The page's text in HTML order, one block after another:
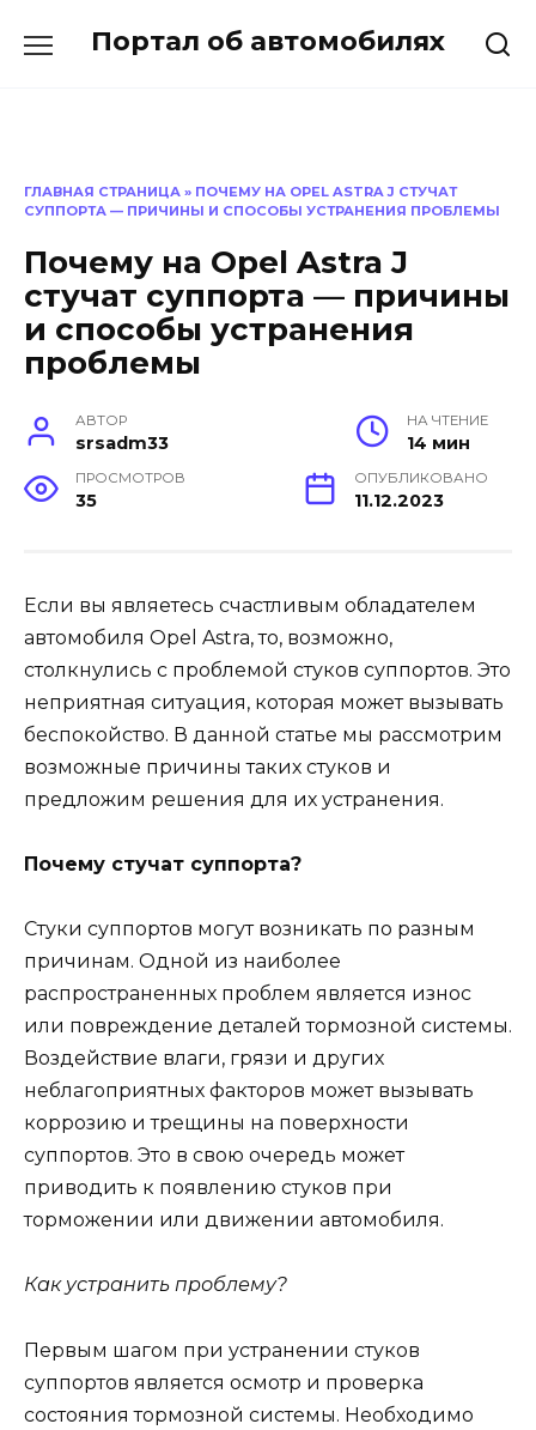
Портал об автомобилях
ГЛАВНАЯ СТРАНИЦА » ПОЧЕМУ НА OPEL ASTRA J СТУЧАТ
СУППОРТА — ПРИЧИНЫ И СПОСОБЫ УСТРАНЕНИЯ ПРОБЛЕМЫ
Почему на Opel Astra J
стучат суппорта — причины
и способы устранения
проблемы
АВТОР
srsadm33
НА ЧТЕНИЕ
14 мин
ПРОСМОТРОВ
35
ОПУБЛИКОВАНО
11.12.2023
Если вы являетесь счастливым обладателем
автомобиля Opel Astra, то, возможно,
столкнулись с проблемой стуков суппортов. Это
неприятная ситуация, которая может вызывать
беспокойство. В данной статье мы рассмотрим
возможные причины таких стуков и
предложим решения для их устранения.
Почему стучат суппорта?
Стуки суппортов могут возникать по разным
причинам. Одной из наиболее
распространенных проблем является износ
или повреждение деталей тормозной системы.
Воздействие влаги, грязи и других
неблагоприятных факторов может вызывать
коррозию и трещины на поверхности
суппортов. Это в свою очередь может
приводить к появлению стуков при
торможении или движении автомобиля.
Как устранить проблему?
Первым шагом при устранении стуков
суппортов является осмотр и проверка
состояния тормозной системы. Необходимо